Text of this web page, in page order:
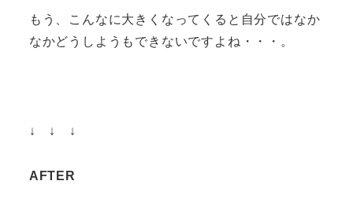
もう、こんなに大きくなってくると自分ではなか
なかどうしようもできないですよね・・・。
↓ ↓ ↓
AFTER